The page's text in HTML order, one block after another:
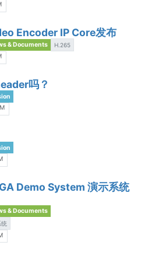
Encoder IP Core发布
& Documents H.265
吗？
Demo System 演示系统
& Documents